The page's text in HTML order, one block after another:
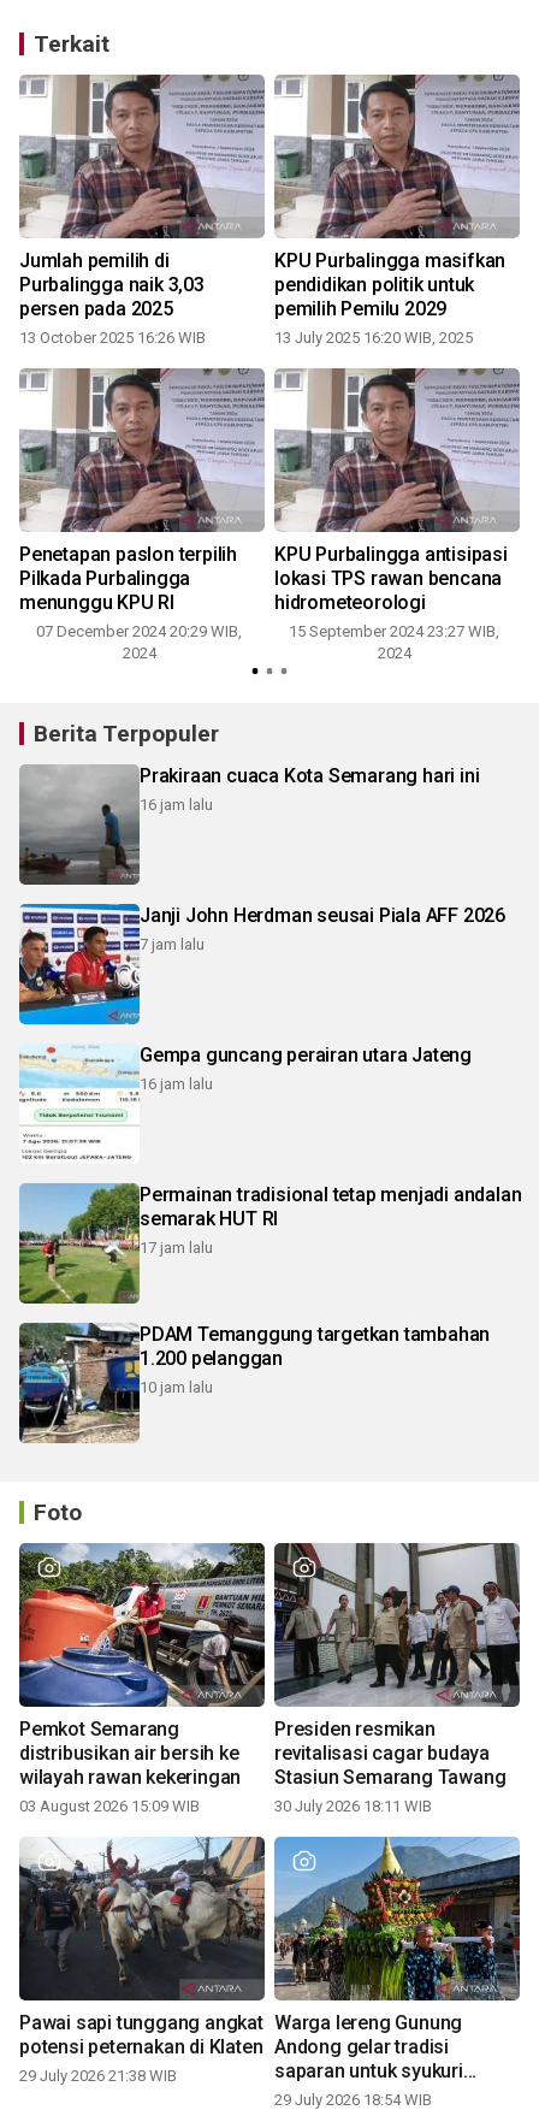
Terkait
Jumlah pemilih di
Purbalingga naik 3,03
persen pada 2025
13 October 2025 16:26 WIB
KPU Purbalingga masifkan
pendidikan politik untuk
pemilih Pemilu 2029
13 July 2025 16:20 WIB, 2025
Penetapan paslon terpilih
Pilkada Purbalingga
menunggu KPU RI
07 December 2024 20:29 WIB,
2024
KPU Purbalingga antisipasi
lokasi TPS rawan bencana
hidrometeorologi
15 September 2024 23:27 WIB,
2024
Berita Terpopuler
Prakiraan cuaca Kota Semarang hari ini
16 jam lalu
Janji John Herdman seusai Piala AFF 2026
7 jam lalu
Gempa guncang perairan utara Jateng
16 jam lalu
Permainan tradisional tetap menjadi andalan
semarak HUT RI
17 jam lalu
PDAM Temanggung targetkan tambahan
1.200 pelanggan
10 jam lalu
Foto
Pemkot Semarang
distribusikan air bersih ke
wilayah rawan kekeringan
03 August 2026 15:09 WIB
Presiden resmikan
revitalisasi cagar budaya
Stasiun Semarang Tawang
30 July 2026 18:11 WIB
Pawai sapi tunggang angkat
potensi peternakan di Klaten
29 July 2026 21:38 WIB
Warga lereng Gunung
Andong gelar tradisi
saparan untuk syukuri
panen
29 July 2026 18:54 WIB